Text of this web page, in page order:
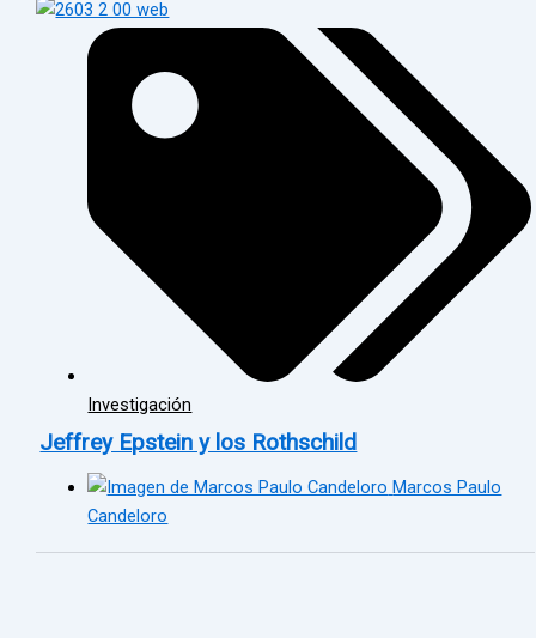
Investigación
Jeffrey Epstein y los Rothschild
Marcos Paulo
Candeloro